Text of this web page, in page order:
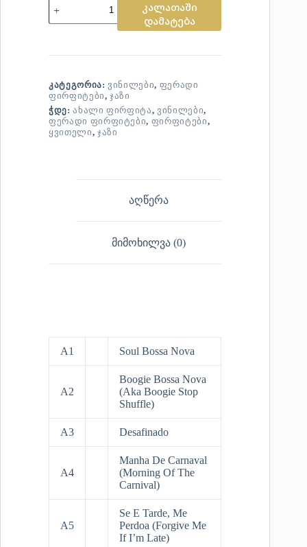
კალათაში
დამატება
ᲙᲐᲢᲔᲒᲝᲠᲘᲐ: ᲕᲘᲜᲘᲚᲔᲑᲘ, ᲤᲔᲠᲐᲓᲘ
ᲤᲘᲠᲤᲘᲢᲔᲑᲘ,ᲯᲐᲖᲘ
ᲭᲓᲔ:ᲐᲮᲐᲚᲘ ᲤᲘᲠᲤᲘᲢᲐ, ᲕᲘᲜᲘᲚᲔᲑᲘ,
ᲤᲔᲠᲐᲓᲘ ᲤᲘᲠᲤᲘᲢᲔᲑᲘ, ᲤᲘᲠᲤᲘᲢᲔᲑᲘ,
ᲧᲕᲘᲗᲔᲚᲘ, ᲯᲐᲖᲘ
აღწერა
მიმოხილვა (0)
A1 Soul Bossa Nova
A2
Boogie Bossa Nova
(Aka Boogie Stop
Shuffle)
A3 Desafinado
A4
Manha De Carnaval
(Morning Of The
Carnival)
A5
Se E Tarde, Me
Perdoa (Forgive Me
If I’m Late)